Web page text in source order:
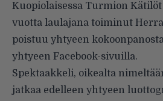
Kuopiolaisessa Turmion Kätilöt
vuotta laulajana toiminut
poistuu yhtyeen
yhtyeen Facebook-sivuilla.
Spektaakkeli, oikealta
jatkaa edelleen yhtyeen